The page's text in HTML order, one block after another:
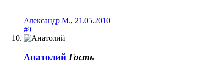
Александр М., 21.05.2010
#9
Анатолий Гость